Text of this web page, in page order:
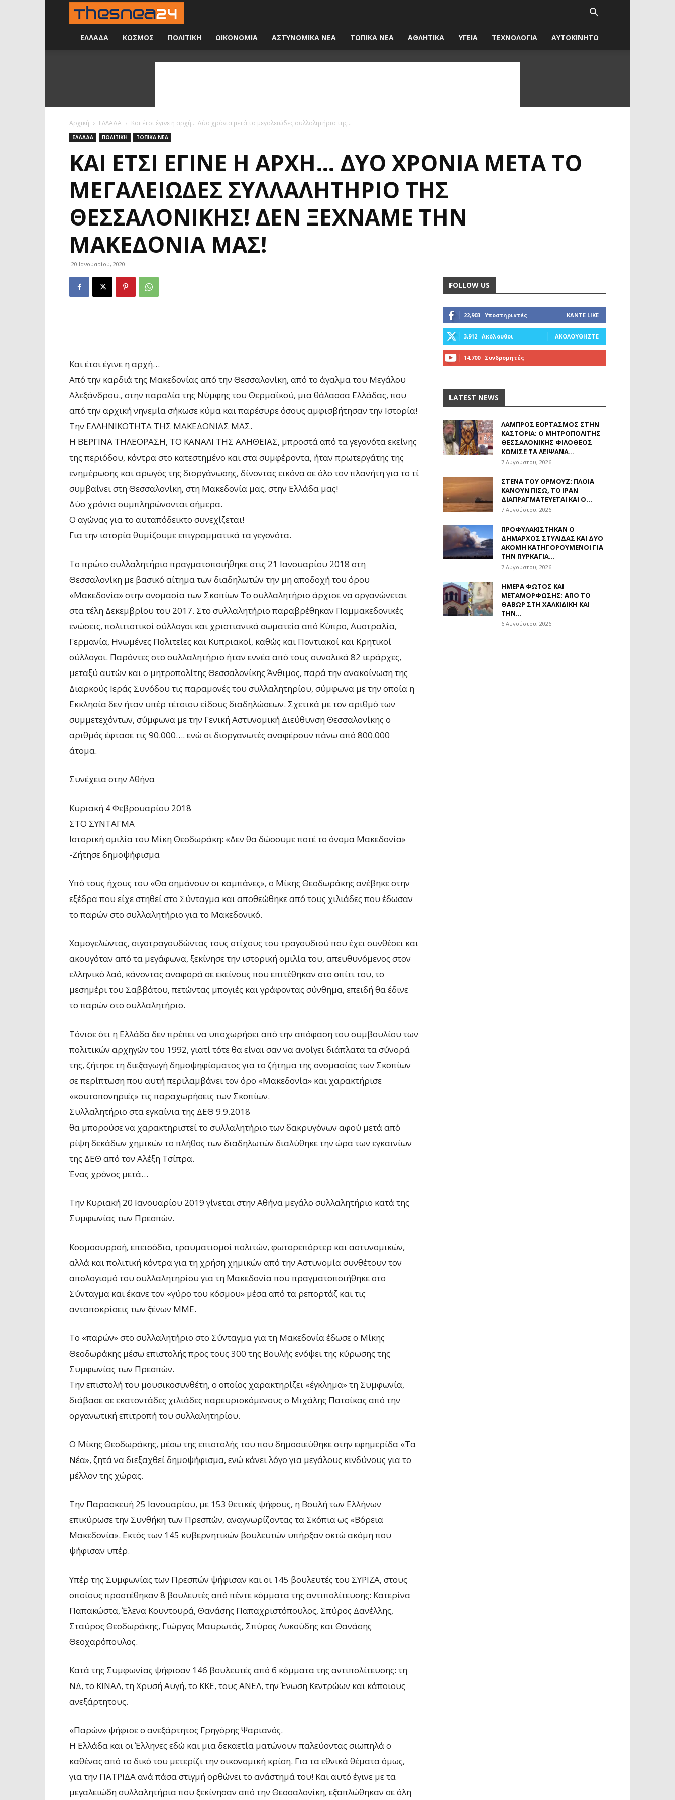
24
ώρες
ΕΛΛΑΔΑ ΚΟΣΜΟΣ ΠΟΛΙΤΙΚΗ ΟΙΚΟΝΟΜΙΑ ΑΣΤΥΝΟΜΙΚΑ ΝΕΑ ΤΟΠΙΚΑ ΝΕΑ ΑΘΛΗΤΙΚΑ ΥΓΕΙΑ ΤΕΧΝΟΛΟΓΙΑ ΑΥΤΟΚΙΝΗΤΟ
Αρχική ΕΛΛΑΔΑ Και έτσι έγινε η αρχή… Δύο χρόνια μετά το μεγαλειώδες συλλαλητήριο της...
ΕΛΛΑΔΑ ΠΟΛΙΤΙΚΗ ΤΟΠΙΚΑ ΝΕΑ
ΚΑΙ ΈΤΣΙ ΈΓΙΝΕ Η ΑΡΧΉ… ΔΎΟ ΧΡΌΝΙΑ ΜΕΤΆ ΤΟ
ΜΕΓΑΛΕΙΏΔΕΣ ΣΥΛΛΑΛΗΤΉΡΙΟ ΤΗΣ
ΘΕΣΣΑΛΟΝΊΚΗΣ! ΔΕΝ ΞΕΧΝΆΜΕ ΤΗΝ
ΜΑΚΕΔΟΝΊΑ ΜΑΣ!
20 Ιανουαρίου, 2020
Και έτσι έγινε η αρχή…
Από την καρδιά της Μακεδονίας από την Θεσσαλονίκη, από το άγαλμα του Μεγάλου
Αλεξάνδρου., στην παραλία της Νύμφης του Θερμαϊκού, μια θάλασσα Ελλάδας, που
από την αρχική νηνεμία σήκωσε κύμα και παρέσυρε όσους αμφισβήτησαν την Ιστορία!
Την ΕΛΛΗΝΙΚΟΤΗΤΑ ΤΗΣ ΜΑΚΕΔΟΝΙΑΣ ΜΑΣ.
Η ΒΕΡΓΙΝΑ ΤΗΛΕΟΡΑΣΗ, ΤΟ ΚΑΝΑΛΙ ΤΗΣ ΑΛΗΘΕΙΑΣ, μπροστά από τα γεγονότα εκείνης
της περιόδου, κόντρα στο κατεστημένο και στα συμφέροντα, ήταν πρωτεργάτης της
ενημέρωσης και αρωγός της διοργάνωσης, δίνοντας εικόνα σε όλο τον πλανήτη για το τί
συμβαίνει στη Θεσσαλονίκη, στη Μακεδονία μας, στην Ελλάδα μας!
Δύο χρόνια συμπληρώνονται σήμερα.
Ο αγώνας για το αυταπόδεικτο συνεχίζεται!
Για την ιστορία θυμίζουμε επιγραμματικά τα γεγονότα.
Το πρώτο συλλαλητήριο πραγματοποιήθηκε στις 21 Ιανουαρίου 2018 στη
Θεσσαλονίκη με βασικό αίτημα των διαδηλωτών την μη αποδοχή του όρου
«Μακεδονία» στην ονομασία των Σκοπίων Το συλλαλητήριο άρχισε να οργανώνεται
στα τέλη Δεκεμβρίου του 2017. Στο συλλαλητήριο παραβρέθηκαν Παμμακεδονικές
ενώσεις, πολιτιστικοί σύλλογοι και χριστιανικά σωματεία από Κύπρο, Αυστραλία,
Γερμανία, Ηνωμένες Πολιτείες και Κυπριακοί, καθώς και Ποντιακοί και Κρητικοί
σύλλογοι. Παρόντες στο συλλαλητήριο ήταν εννέα από τους συνολικά 82 ιεράρχες,
μεταξύ αυτών και ο μητροπολίτης Θεσσαλονίκης Άνθιμος, παρά την ανακοίνωση της
Διαρκούς Ιεράς Συνόδου τις παραμονές του συλλαλητηρίου, σύμφωνα με την οποία η
Εκκλησία δεν ήταν υπέρ τέτοιου είδους διαδηλώσεων. Σχετικά με τον αριθμό των
συμμετεχόντων, σύμφωνα με την Γενική Αστυνομική Διεύθυνση Θεσσαλονίκης ο
αριθμός έφτασε τις 90.000…. ενώ οι διοργανωτές αναφέρουν πάνω από 800.000
άτομα.
Συνέχεια στην Αθήνα
Κυριακή 4 Φεβρουαρίου 2018
ΣΤΟ ΣΥΝΤΑΓΜΑ
Ιστορική ομιλία του Μίκη Θεοδωράκη: «Δεν θα δώσουμε ποτέ το όνομα Μακεδονία»
-Ζήτησε δημοψήφισμα
Υπό τους ήχους του «Θα σημάνουν οι καμπάνες», ο Μίκης Θεοδωράκης ανέβηκε στην
εξέδρα που είχε στηθεί στο Σύνταγμα και αποθεώθηκε από τους χιλιάδες που έδωσαν
το παρών στο συλλαλητήριο για το Μακεδονικό.
Χαμογελώντας, σιγοτραγουδώντας τους στίχους του τραγουδιού που έχει συνθέσει και
ακουγόταν από τα μεγάφωνα, ξεκίνησε την ιστορική ομιλία του, απευθυνόμενος στον
ελληνικό λαό, κάνοντας αναφορά σε εκείνους που επιτέθηκαν στο σπίτι του, το
μεσημέρι του Σαββάτου, πετώντας μπογιές και γράφοντας σύνθημα, επειδή θα έδινε
το παρών στο συλλαλητήριο.
Τόνισε ότι η Ελλάδα δεν πρέπει να υποχωρήσει από την απόφαση του συμβουλίου των
πολιτικών αρχηγών του 1992, γιατί τότε θα είναι σαν να ανοίγει διάπλατα τα σύνορά
της, ζήτησε τη διεξαγωγή δημοψηφίσματος για το ζήτημα της ονομασίας των Σκοπίων
σε περίπτωση που αυτή περιλαμβάνει τον όρο «Μακεδονία» και χαρακτήρισε
«κουτοπονηριές» τις παραχωρήσεις των Σκοπίων.
Συλλαλητήριο στα εγκαίνια της ΔΕΘ 9.9.2018
θα μπορούσε να χαρακτηριστεί το συλλαλητήριο των δακρυγόνων αφού μετά από
ρίψη δεκάδων χημικών το πλήθος των διαδηλωτών διαλύθηκε την ώρα των εγκαινίων
της ΔΕΘ από τον Αλέξη Τσίπρα.
Ένας χρόνος μετά…
Την Κυριακή 20 Ιανουαρίου 2019 γίνεται στην Αθήνα μεγάλο συλλαλητήριο κατά της
Συμφωνίας των Πρεσπών.
Κοσμοσυρροή, επεισόδια, τραυματισμοί πολιτών, φωτορεπόρτερ και αστυνομικών,
αλλά και πολιτική κόντρα για τη χρήση χημικών από την Αστυνομία συνθέτουν τον
απολογισμό του συλλαλητηρίου για τη Μακεδονία που πραγματοποιήθηκε στο
Σύνταγμα και έκανε τον «γύρο του κόσμου» μέσα από τα ρεπορτάζ και τις
ανταποκρίσεις των ξένων ΜΜΕ.
Το «παρών» στο συλλαλητήριο στο Σύνταγμα για τη Μακεδονία έδωσε ο Μίκης
Θεοδωράκης μέσω επιστολής προς τους 300 της Βουλής ενόψει της κύρωσης της
Συμφωνίας των Πρεσπών.
Την επιστολή του μουσικοσυνθέτη, ο οποίος χαρακτηρίζει «έγκλημα» τη Συμφωνία,
διάβασε σε εκατοντάδες χιλιάδες παρευρισκόμενους ο Μιχάλης Πατσίκας από την
οργανωτική επιτροπή του συλλαλητηρίου.
Ο Μίκης Θεοδωράκης, μέσω της επιστολής του που δημοσιεύθηκε στην εφημερίδα «Τα
Νέα», ζητά να διεξαχθεί δημοψήφισμα, ενώ κάνει λόγο για μεγάλους κινδύνους για το
μέλλον της χώρας.
Την Παρασκευή 25 Ιανουαρίου, με 153 θετικές ψήφους, η Βουλή των Ελλήνων
επικύρωσε την Συνθήκη των Πρεσπών, αναγνωρίζοντας τα Σκόπια ως «Βόρεια
Μακεδονία». Εκτός των 145 κυβερνητικών βουλευτών υπήρξαν οκτώ ακόμη που
ψήφισαν υπέρ.
Υπέρ της Συμφωνίας των Πρεσπών ψήφισαν και οι 145 βουλευτές του ΣΥΡΙΖΑ, στους
οποίους προστέθηκαν 8 βουλευτές από πέντε κόμματα της αντιπολίτευσης: Κατερίνα
Παπακώστα, Έλενα Κουντουρά, Θανάσης Παπαχριστόπουλος, Σπύρος Δανέλλης,
Σταύρος Θεοδωράκης, Γιώργος Μαυρωτάς, Σπύρος Λυκούδης και Θανάσης
Θεοχαρόπουλος.
Κατά της Συμφωνίας ψήφισαν 146 βουλευτές από 6 κόμματα της αντιπολίτευσης: τη
ΝΔ, το ΚΙΝΑΛ, τη Χρυσή Αυγή, το ΚΚΕ, τους ΑΝΕΛ, την Ένωση Κεντρώων και κάποιους
ανεξάρτητους.
«Παρών» ψήφισε ο ανεξάρτητος Γρηγόρης Ψαριανός.
Η Ελλάδα και οι Έλληνες εδώ και μια δεκαετία ματώνουν παλεύοντας σιωπηλά ο
καθένας από το δικό του μετερίζι την οικονομική κρίση. Για τα εθνικά θέματα όμως,
για την ΠΑΤΡΙΔΑ ανά πάσα στιγμή ορθώνει το ανάστημά του! Και αυτό έγινε με τα
μεγαλειώδη συλλαλητήρια που ξεκίνησαν από την Θεσσαλονίκη, εξαπλώθηκαν σε όλη
FOLLOW US
22,903 Υποστηρικτές ΚΆΝΤΕ LIKE
3,912 Ακόλουθοι ΑΚΟΛΟΥΘΉΣΤΕ
14,700 Συνδρομητές
LATEST NEWS
ΛΑΜΠΡΌΣ ΕΟΡΤΑΣΜΌΣ ΣΤΗΝ
ΚΑΣΤΟΡΙΆ: Ο ΜΗΤΡΟΠΟΛΊΤΗΣ
ΘΕΣΣΑΛΟΝΊΚΗΣ ΦΙΛΌΘΕΟΣ
ΚΌΜΙΣΕ ΤΑ ΛΕΊΨΑΝΑ...
7 Αυγούστου, 2026
ΣΤΕΝΆ ΤΟΥ ΟΡΜΟΎΖ: ΠΛΟΊΑ
ΚΆΝΟΥΝ ΠΊΣΩ, ΤΟ ΙΡΆΝ
ΔΙΑΠΡΑΓΜΑΤΕΎΕΤΑΙ ΚΑΙ Ο...
7 Αυγούστου, 2026
ΠΡΟΦΥΛΑΚΊΣΤΗΚΑΝ Ο
ΔΉΜΑΡΧΟΣ ΣΤΥΛΊΔΑΣ ΚΑΙ ΔΎΟ
ΑΚΌΜΗ ΚΑΤΗΓΟΡΟΎΜΕΝΟΙ ΓΙΑ
ΤΗΝ ΠΥΡΚΑΓΙΆ...
7 Αυγούστου, 2026
ΗΜΈΡΑ ΦΩΤΌΣ ΚΑΙ
ΜΕΤΑΜΌΡΦΩΣΗΣ: ΑΠΌ ΤΟ
ΘΑΒΏΡ ΣΤΗ ΧΑΛΚΙΔΙΚΉ ΚΑΙ
ΤΗΝ...
6 Αυγούστου, 2026